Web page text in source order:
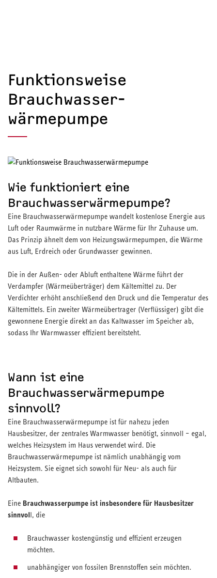
Funktionsweise
Brauchwasser­
wärmepumpe
Wie funktioniert eine
Brauchwasserwärmepumpe?
Eine Brauchwasserwärmepumpe wandelt kostenlose Energie aus
Luft oder Raumwärme in nutzbare Wärme für Ihr Zuhause um.
Das Prinzip ähnelt dem von Heizungswärmepumpen, die Wärme
aus Luft, Erdreich oder Grundwasser gewinnen.
Die in der Außen- oder Abluft enthaltene Wärme führt der
Verdampfer (Wärmeüberträger) dem Kältemittel zu. Der
Verdichter erhöht anschließend den Druck und die Temperatur des
Kältemittels. Ein zweiter Wärmeübertrager (Verflüssiger) gibt die
gewonnene Energie direkt an das Kaltwasser im Speicher ab,
sodass Ihr Warmwasser effizient bereitsteht.
Wann ist eine
Brauchwasserwärmepumpe
sinnvoll?
Eine Brauchwasserwärmepumpe ist für nahezu jeden
Hausbesitzer, der zentrales Warmwasser benötigt, sinnvoll – egal,
welches Heizsystem im Haus verwendet wird. Die
Brauchwasserwärmepumpe ist nämlich unabhängig vom
Heizsystem. Sie eignet sich sowohl für Neu- als auch für
Altbauten.
Eine Brauchwasserpumpe ist insbesondere für Hausbesitzer
sinnvoll, die
Brauchwasser kostengünstig und effizient erzeugen
möchten.
unabhängiger von fossilen Brennstoffen sein möchten.